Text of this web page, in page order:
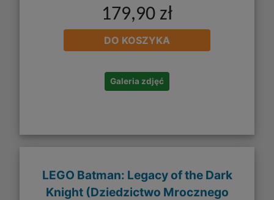
179,90 zł
DO KOSZYKA
Galeria zdjęć
LEGO Batman: Legacy of the Dark
Knight (Dziedzictwo Mrocznego